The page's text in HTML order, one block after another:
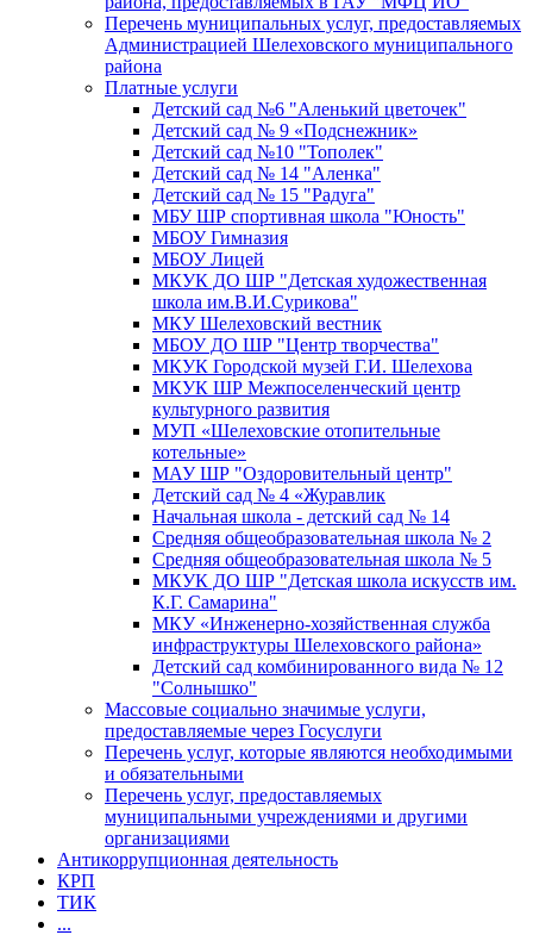
Перечень муниципальных услуг, предоставляемых
Администрацией Шелеховского муниципального
района
Платные услуги
Детский сад №6 "Аленький цветочек"
Детский сад № 9 «Подснежник»
Детский сад №10 "Тополек"
Детский сад № 14 "Аленка"
Детский сад № 15 "Радуга"
МБУ ШР спортивная школа "Юность"
МБОУ Гимназия
МБОУ Лицей
МКУК ДО ШР "Детская художественная
школа им.В.И.Сурикова"
МКУ Шелеховский вестник
МБОУ ДО ШР "Центр творчества"
МКУК Городской музей Г.И. Шелехова
МКУК ШР Межпоселенческий центр
культурного развития
МУП «Шелеховские отопительные
котельные»
МАУ ШР "Оздоровительный центр"
Детский сад № 4 «Журавлик
Начальная школа - детский сад № 14
Средняя общеобразовательная школа № 2
Средняя общеобразовательная школа № 5
МКУК ДО ШР "Детская школа искусств им.
К.Г. Самарина"
МКУ «Инженерно-хозяйственная служба
инфраструктуры Шелеховского района»
Детский сад комбинированного вида № 12
"Солнышко"
Массовые социально значимые услуги,
предоставляемые через Госуслуги
Перечень услуг, которые являются необходимыми
и обязательными
Перечень услуг, предоставляемых
муниципальными учреждениями и другими
организациями
Антикоррупционная деятельность
КРП
ТИК
...